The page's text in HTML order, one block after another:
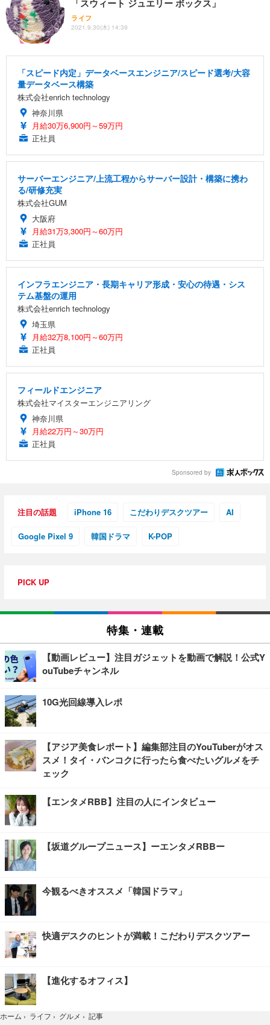
「スウィート ジュエリー ボックス」
ライフ
2021.9.30(木) 14:39
「スピード内定」データベースエンジニア/スピード選考/大容
量データベース構築
株式会社enrich technology
神奈川県
月給30万6,900円～59万円
正社員
サーバーエンジニア/上流工程からサーバー設計・構築に携わ
る/研修充実
株式会社GUM
大阪府
月給31万3,300円～60万円
正社員
インフラエンジニア・長期キャリア形成・安心の待遇・シス
テム基盤の運用
株式会社enrich technology
埼玉県
月給32万8,100円～60万円
正社員
フィールドエンジニア
株式会社マイスターエンジニアリング
神奈川県
月給22万円～30万円
正社員
Sponsored by
注目の話題 iPhone 16 こだわりデスクツアー AI
Google Pixel 9 韓国ドラマ K-POP
PICK UP
特集・連載
【動画レビュー】注目ガジェットを動画で解説！公式Y
ouTubeチャンネル
10G光回線導入レポ
【アジア美食レポート】編集部注目のYouTuberがオス
スメ！タイ・バンコクに行ったら食べたいグルメをチ
ェック
【エンタメRBB】注目の人にインタビュー
【坂道グループニュース】ーエンタメRBBー
今観るべきオススメ「韓国ドラマ」
快適デスクのヒントが満載！こだわりデスクツアー
【進化するオフィス】
ホーム › ライフ › グルメ › 記事